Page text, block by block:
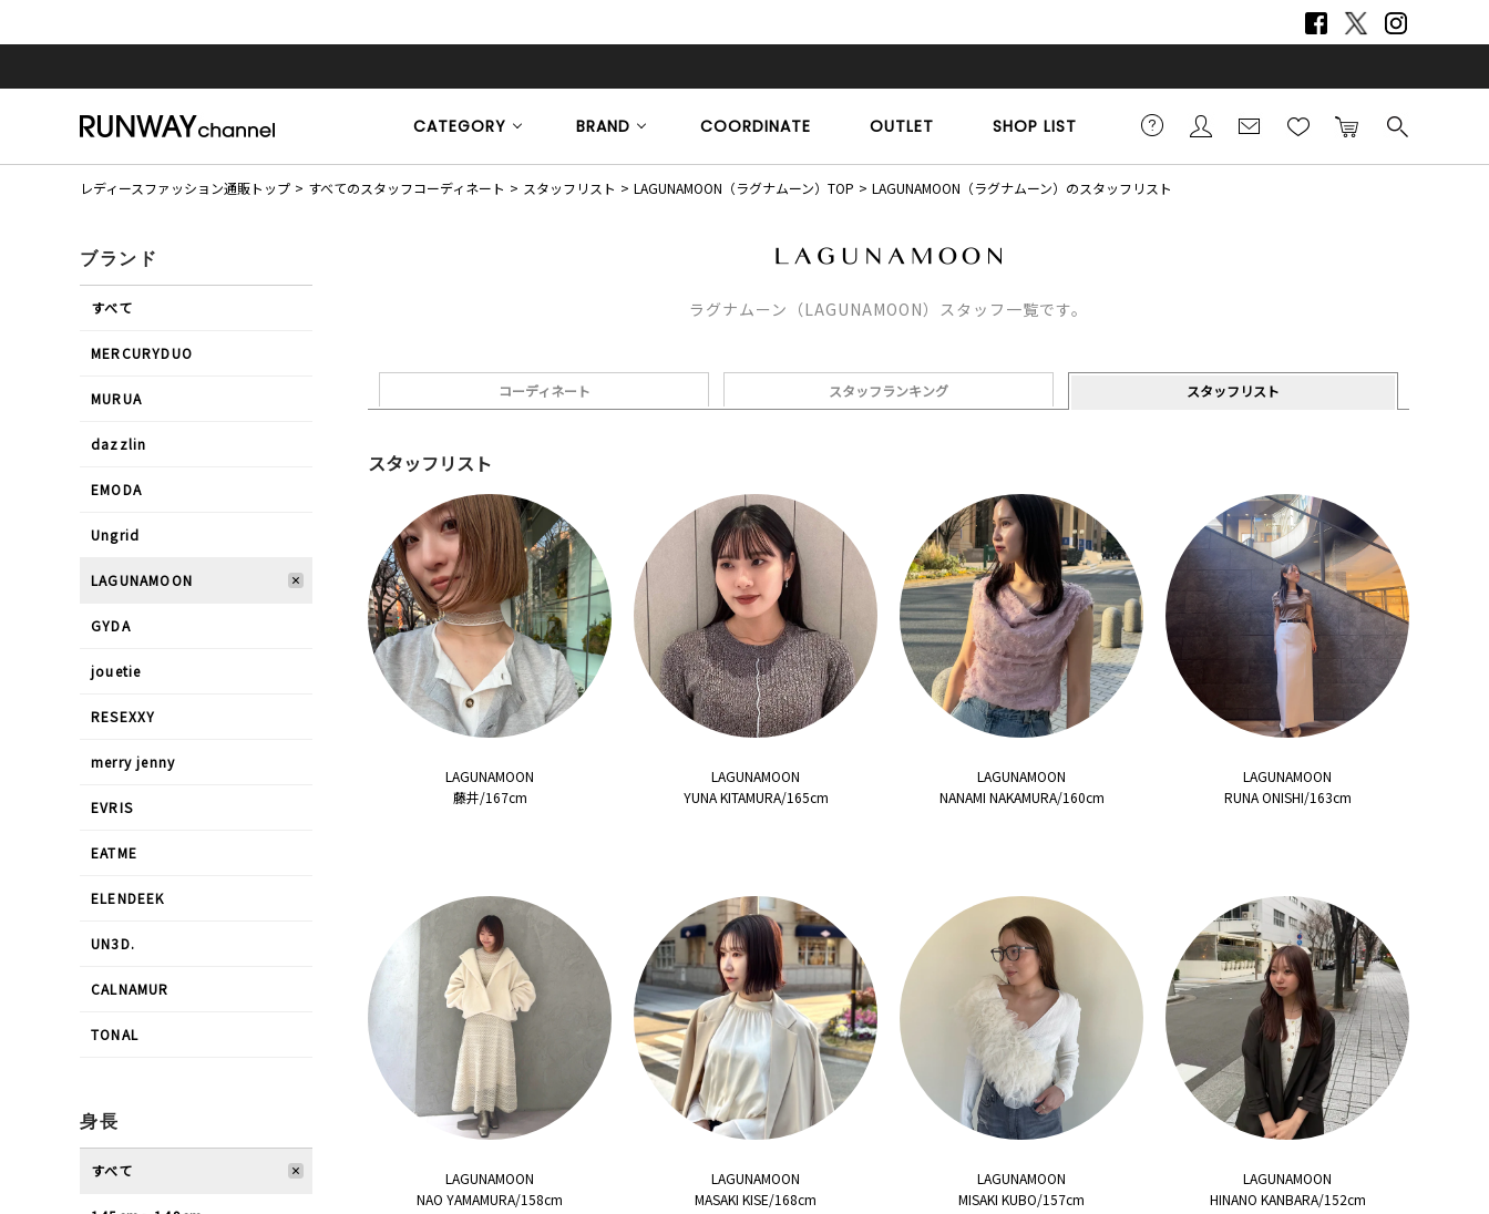
CATEGORY BRAND COORDINATE OUTLET SHOP LIST
レディースファッション通販トップ すべてのスタッフコーディネート スタッフリスト LAGUNAMOON（ラグナムーン）TOP LAGUNAMOON（ラグナムーン）のスタッフリスト
ラグナムーン（LAGUNAMOON）スタッフ一覧です。
コーディネート スタッフランキング スタッフリスト
スタッフリスト
LAGUNAMOON
藤井/167cm
LAGUNAMOON
YUNA KITAMURA/165cm
LAGUNAMOON
NANAMI NAKAMURA/160cm
LAGUNAMOON
RUNA ONISHI/163cm
LAGUNAMOON
NAO YAMAMURA/158cm
LAGUNAMOON
MASAKI KISE/168cm
LAGUNAMOON
MISAKI KUBO/157cm
LAGUNAMOON
HINANO KANBARA/152cm
ブランド
すべて
MERCURYDUO
MURUA
dazzlin
EMODA
Ungrid
LAGUNAMOON
GYDA
jouetie
RESEXXY
merry jenny
EVRIS
EATME
ELENDEEK
UN3D.
CALNAMUR
TONAL
身長
すべて